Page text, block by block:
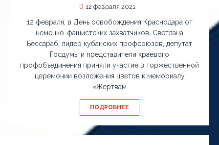
12 февраля 2021
12 февраля, в День освобождения Краснодара от
немецко-фашистских захватчиков, Светлана
Бессараб, лидер кубанских профсоюзов, депутат
Госдумы и представители краевого
профобъединения приняли участие в торжественной
церемонии возложения цветов к мемориалу
«Жертвам
ПОДРОБНЕЕ